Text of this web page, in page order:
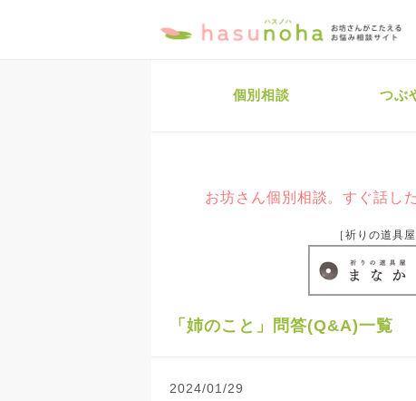
個別相談 つぶ
お坊さん個別相談。すぐ話し
［祈りの道具
「姉のこと」問答(Q&A)一覧
2024/01/29